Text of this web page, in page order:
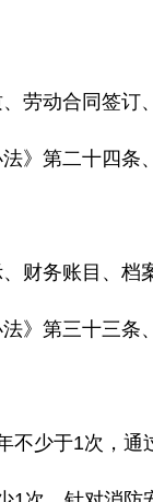
劳动合同签订
》第二十四条
财务账目、档
》第三十三条
不少于1次，通